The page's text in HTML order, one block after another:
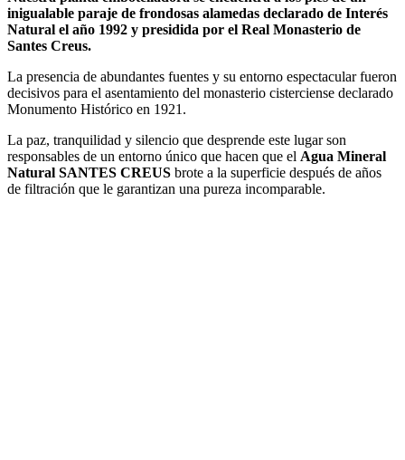
inigualable paraje de frondosas alamedas declarado de Interés
Natural el año 1992 y presidida por el Real Monasterio de
Santes Creus.
La presencia de abundantes fuentes y su entorno espectacular fueron
decisivos para el asentamiento del monasterio cisterciense declarado
Monumento Histórico en 1921.
La paz, tranquilidad y silencio que desprende este lugar son
responsables de un entorno único que hacen que el Agua Mineral
Natural SANTES CREUS brote a la superficie después de años
de filtración que le garantizan una pureza incomparable.